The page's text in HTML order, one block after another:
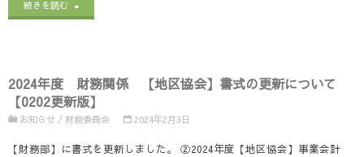
続きを読む "2024
財
務
関
2024年度 財務関係 【地区協会】書式の更新について
【0202更新版】
お知らせ / 財務委員会 2024年2月3日
【財務部】に書式を更新しました。 ②2024年度【地区協会】事業会計